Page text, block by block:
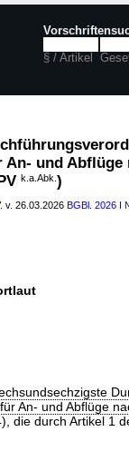
§ / Artikel
und
k.a.Abk. )
v. 26.03.2026 BGBl. 2026 I
An- und Abflüge
die durch Artikel 1